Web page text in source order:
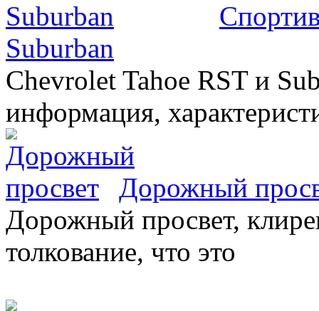
Suburban
Chevrolet Tahoe RST и
информация,
Дорожный
Дорожный просвет,
толкование, что это